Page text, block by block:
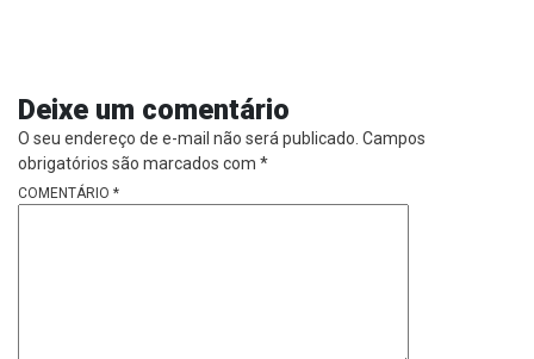
Deixe um comentário
O seu endereço de e-mail não será publicado. Campos
obrigatórios são marcados com *
COMENTÁRIO *